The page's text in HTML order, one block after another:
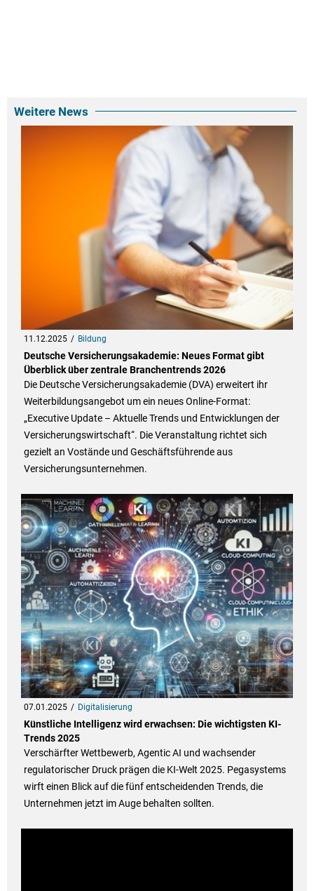
Weitere News
11.12.2025 Bildung
Deutsche Versicherungsakademie: Neues Format gibt
Überblick über zentrale Branchentrends 2026
Die Deutsche Versicherungsakademie (DVA) erweitert ihr
Weiterbildungsangebot um ein neues Online-Format:
„Executive Update – Aktuelle Trends und Entwicklungen der
Versicherungswirtschaft“. Die Veranstaltung richtet sich
gezielt an Vostände und Geschäftsführende aus
Versicherungsunternehmen.
07.01.2025 Digitalisierung
Künstliche Intelligenz wird erwachsen: Die wichtigsten KI-
Trends 2025
Verschärfter Wettbewerb, Agentic AI und wachsender
regulatorischer Druck prägen die KI-Welt 2025. Pegasystems
wirft einen Blick auf die fünf entscheidenden Trends, die
Unternehmen jetzt im Auge behalten sollten.